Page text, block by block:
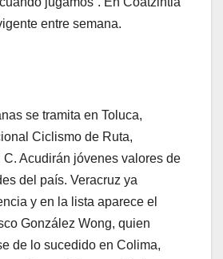
entre semana.
se tramita en Toluca,
Ciclismo de Ruta,
Acudirán jóvenes valores de
del país. Veracruz ya
y en la lista aparece el
González Wong, quien
de lo sucedido en Colima,